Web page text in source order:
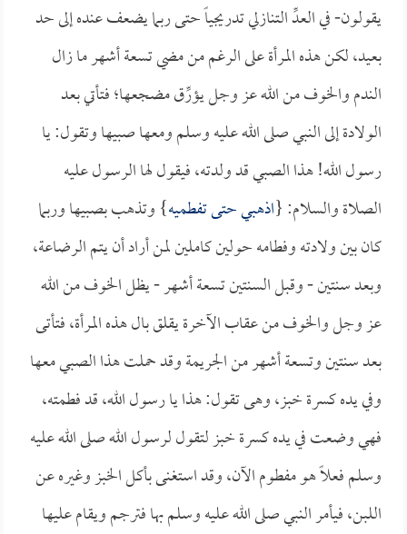
يقولون- في العدِّ التنازلي تدريجياً حتى ربما يضعف عنده إلى حد
بعيد، لكن هذه المرأة على الرغم من مضي تسعة أشهر ما زال
الندم والخوف من الله عز وجل يؤرِّق مضجعها؛ فتأتي بعد
الولادة إلى النبي صلى الله عليه وسلم ومعها صبيها وتقول: يا
رسول الله! هذا الصبي قد ولدته، فيقول لها الرسول عليه
الصلاة والسلام: {اذهبي حتى تفطميه} وتذهب بصبيها وربما
كان بين ولادته وفطامه حولين كاملين لمن أراد أن يتم الرضاعة،
وبعد سنتين - وقبل السنتين تسعة أشهر - يظل الخوف من الله
عز وجل والخوف من عقاب الآخرة يقلق بال هذه المرأة، فتأتى
بعد سنتين وتسعة أشهر من الجريمة وقد حملت هذا الصبي معها
وفي يده كسرة خبز، وهى تقول: هذا يا رسول الله، قد فطمته،
فهي وضعت في يده كسرة خبز لتقول لرسول الله صلى الله عليه
وسلم فعلاً هو مفطوم الآن، وقد استغنى بأكل الخبز وغيره عن
اللبن، فيأمر النبي صلى الله عليه وسلم بها فترجم ويقام عليها